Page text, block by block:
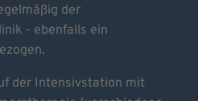
der
- ebenfalls ein
der Intensivstation mit